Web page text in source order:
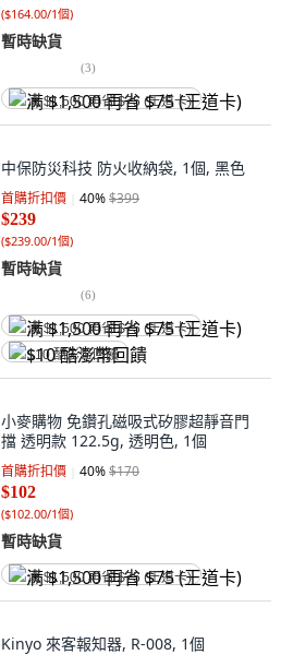
($164.00/1個)
暫時缺貨
(3)
满 $1,500 再省 $75 (王道卡)
中保防災科技 防火收納袋, 1個, 黑色
首購折扣價 40%$399
$239
($239.00/1個)
暫時缺貨
(6)
满 $1,500 再省 $75 (王道卡)
$10 酷澎幣回饋
小麥購物 免鑽孔磁吸式矽膠超靜音門
擋 透明款 122.5g, 透明色, 1個
首購折扣價 40%$170
$102
($102.00/1個)
暫時缺貨
满 $1,500 再省 $75 (王道卡)
Kinyo 來客報知器, R-008, 1個